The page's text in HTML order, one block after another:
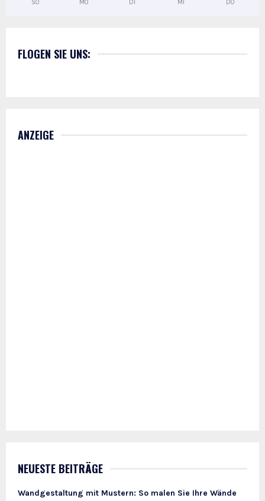
SO MO DI MI DO
FLOGEN SIE UNS:
ANZEIGE
NEUESTE BEITRÄGE
Wandgestaltung mit Mustern: So malen Sie Ihre Wände